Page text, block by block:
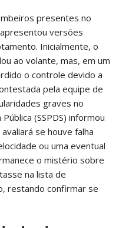
presentes no
versões
Inicialmente, o
ao volante, mas, em um
o controle devido a
pela equipe de
graves no
(SSPDS) informou
se houve falha
ou uma eventual
o mistério sobre
na lista de
restando confirmar se